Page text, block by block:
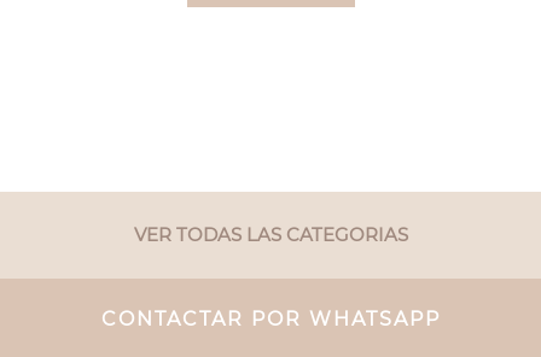
VER TODAS LAS CATEGORIAS
CONTACTAR POR WHATSAPP